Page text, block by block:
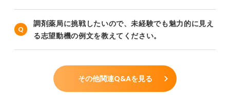
調剤薬局に挑戦したいので、未経験でも魅力的に見え
る志望動機の例文を教えてください。
その他関連Q&Aを見る